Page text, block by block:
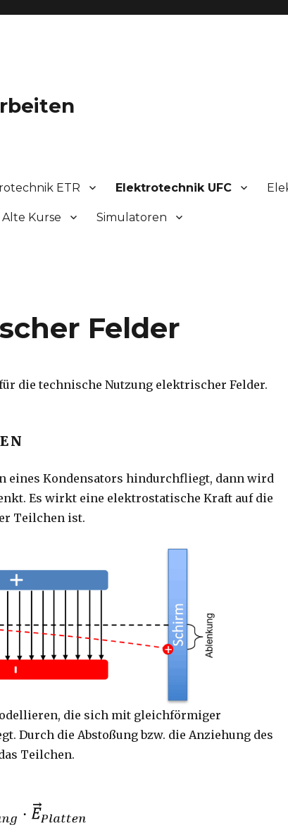
ETR Elektrotechnik UFC
Alte Kurse Simulatoren
Felder
die technische Nutzung elektrischer Felder.
eines Kondensators hindurchfliegt, dann wird
Es wirkt eine elektrostatische Kraft auf die
Teilchen ist.
die sich mit gleichförmiger
Durch die Abstoßung bzw. die Anziehung des
Teilchen.